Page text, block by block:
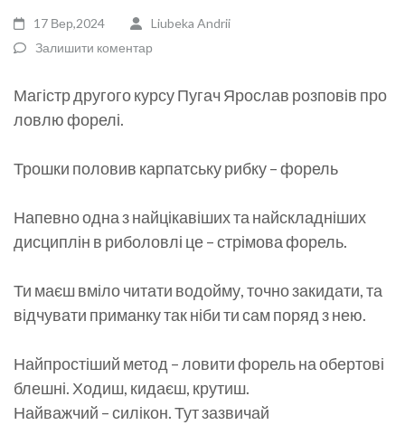
17 Вер,2024
Liubeka Andrii
Залишити коментар
Магістр другого курсу Пугач Ярослав розповів про
ловлю форелі.
Трошки половив карпатську рибку – форель
Напевно одна з найцікавіших та найскладніших
дисциплін в риболовлі це – стрімова форель.
Ти маєш вміло читати водойму, точно закидати, та
відчувати приманку так ніби ти сам поряд з нею.
Найпростіший метод – ловити форель на обертові
блешні. Ходиш, кидаєш, крутиш.
Найважчий – силікон. Тут зазвичай